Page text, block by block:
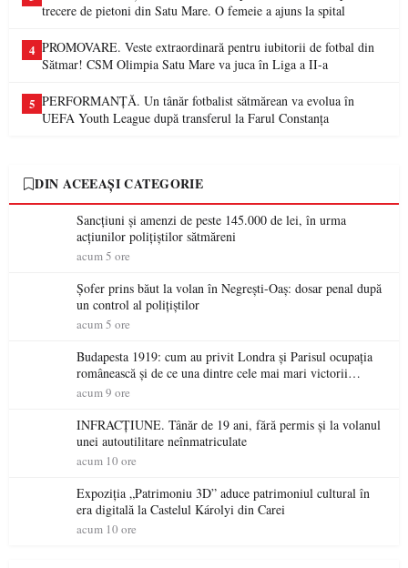
trecere de pietoni din Satu Mare. O femeie a ajuns la spital
4 PROMOVARE. Veste extraordinară pentru iubitorii de fotbal din
Sătmar! CSM Olimpia Satu Mare va juca în Liga a II-a
5 PERFORMANȚĂ. Un tânăr fotbalist sătmărean va evolua în
UEFA Youth League după transferul la Farul Constanța
DIN ACEEAȘI CATEGORIE
Sancțiuni și amenzi de peste 145.000 de lei, în urma
acțiunilor polițiștilor sătmăreni
acum 5 ore
Șofer prins băut la volan în Negrești-Oaș: dosar penal după
un control al polițiștilor
acum 5 ore
Budapesta 1919: cum au privit Londra și Parisul ocupația
românească și de ce una dintre cele mai mari victorii
militare ale României a devenit o controversă diplomatică
acum 9 ore
INFRACȚIUNE. Tânăr de 19 ani, fără permis și la volanul
unei autoutilitare neînmatriculate
acum 10 ore
Expoziția „Patrimoniu 3D” aduce patrimoniul cultural în
era digitală la Castelul Károlyi din Carei
acum 10 ore